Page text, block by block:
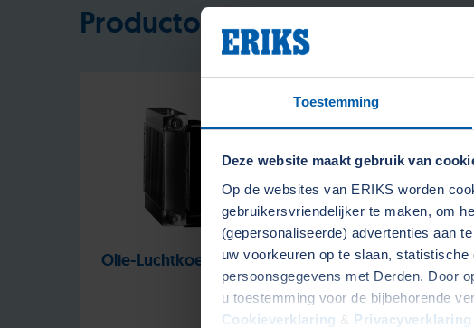
Toestemming
Deze website maakt gebruik van
Op de websites van ERIKS worden
gebruikersvriendelijker te maken, om
(gepersonaliseerde) advertenties aan
uw voorkeuren op te slaan,
persoonsgegevens met Derden. Door
u toestemming voor de bijbehorende
Cookieverklaring & Privacyverklaring
Productoverzicht koelers &
Olie-Luchtkoelers Olie-